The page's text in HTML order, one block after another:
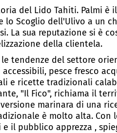
del Lido Tahiti. Palmi è
Scoglio dell'Ulivo a un
La sua reputazione si è
della clientela.
tendenze del settore
pesce fresco
e ricette tradizionali
"Il Fico", richiama il
marinara di una
è molto alta. Con
il pubblico apprezza ,